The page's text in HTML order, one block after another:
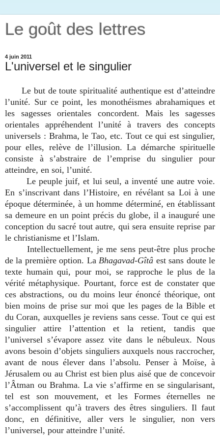
Le goût des lettres
4 juin 2011
L'universel et le singulier
Le but de toute spiritualité authentique est d’atteindre
l’unité. Sur ce point, les monothéismes abrahamiques et
les sagesses orientales concordent. Mais les sagesses
orientales appréhendent l’unité à travers des concepts
universels : Brahma, le Tao, etc. Tout ce qui est singulier,
pour elles, relève de l’illusion. La démarche spirituelle
consiste à s’abstraire de l’emprise du singulier pour
atteindre, en soi, l’unité.
Le peuple juif, et lui seul, a inventé une autre voie.
En s’inscrivant dans l’Histoire, en révélant sa Loi à une
époque déterminée, à un homme déterminé, en établissant
sa demeure en un point précis du globe, il a inauguré une
conception du sacré tout autre, qui sera ensuite reprise par
le christianisme et l’Islam.
Intellectuellement, je me sens peut-être plus proche
de la première option. La Bhagavad-Gîtâ est sans doute le
texte humain qui, pour moi, se rapproche le plus de la
vérité métaphysique. Pourtant, force est de constater que
ces abstractions, ou du moins leur énoncé théorique, ont
bien moins de prise sur moi que les pages de la Bible et
du Coran, auxquelles je reviens sans cesse. Tout ce qui est
singulier attire l’attention et la retient, tandis que
l’universel s’évapore assez vite dans le nébuleux. Nous
avons besoin d’objets singuliers auxquels nous raccrocher,
avant de nous élever dans l’absolu. Penser à Moïse, à
Jérusalem ou au Christ est bien plus aisé que de concevoir
l’Âtman ou Brahma. La vie s’affirme en se singularisant,
tel est son mouvement, et les Formes éternelles ne
s’accomplissent qu’à travers des êtres singuliers. Il faut
donc, en définitive, aller vers le singulier, non vers
l’universel, pour atteindre l’unité.